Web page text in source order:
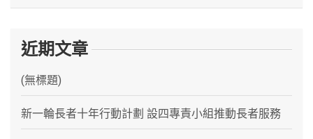
近期文章
(無標題)
新一輪長者十年行動計劃 設四專責小組推動長者服務